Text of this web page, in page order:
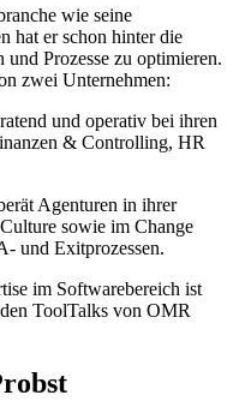
wie seine
hat er schon hinter die
Prozesse zu optimieren.
zwei Unternehmen:
und operativ bei ihren
& Controlling, HR
Agenturen in ihrer
sowie im Change
und Exitprozessen.
im Softwarebereich ist
ToolTalks von OMR